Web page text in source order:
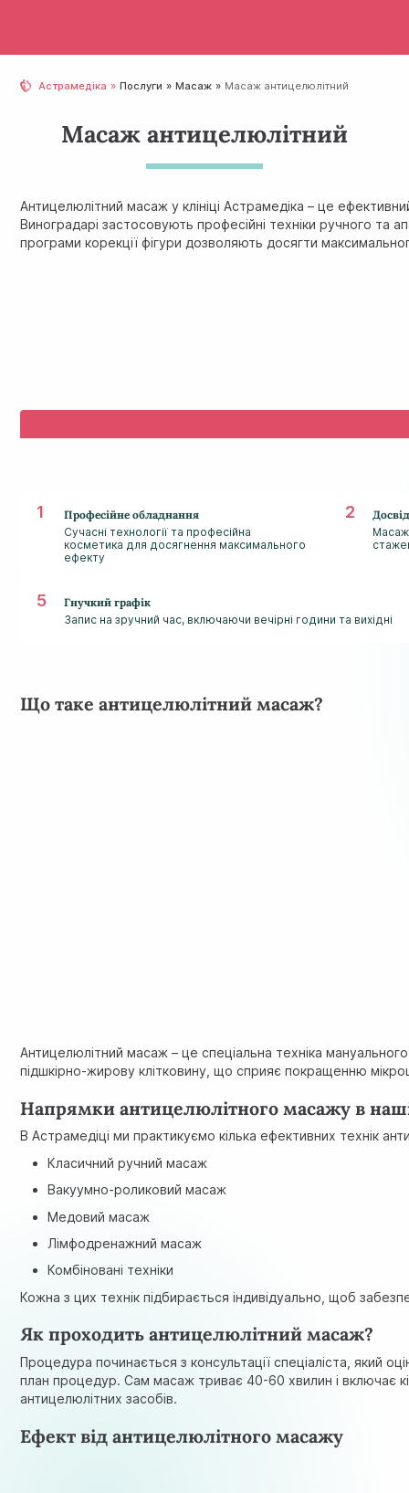
Астрамедіка Послуги Масаж Масаж антицелюлітний
Масаж антицелюлітний
Антицелюлітний масаж у клініці Астрамедіка – це
Виноградарі застосовують професійні техніки ручного та
програми корекції фігури дозволяють досягти
Професійне обладнання
Сучасні технології та професійна
косметика для досягнення максимального
ефекту
Гнучкий графік
Запис на зручний час, включаючи вечірні години та вихідні
Що таке антицелюлітний масаж?
Антицелюлітний масаж – це спеціальна техніка
підшкірно-жирову клітковину, що сприяє покращенню
Напрямки антицелюлітного масажу в
В Астрамедіці ми практикуємо кілька ефективних технік
Класичний ручний масаж
Вакуумно-роликовий масаж
Медовий масаж
Лімфодренажний масаж
Комбіновані техніки
Кожна з цих технік підбирається індивідуально, щоб
Як проходить антицелюлітний масаж?
Процедура починається з консультації спеціаліста, який
план процедур. Сам масаж триває 40-60 хвилин і включає
антицелюлітних засобів.
Ефект від антицелюлітного масажу